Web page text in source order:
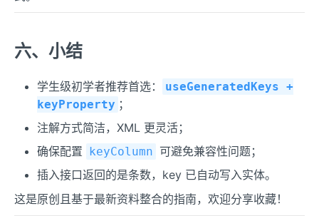
六、小结
学生级初学者推荐首选：
useGeneratedKeys +
keyProperty ；
注解方式简洁，XML 更灵活；
确保配置 keyColumn 可避免兼容性问题；
插入接口返回的是条数，key 已自动写入实体。
这是原创且基于最新资料整合的指南，欢迎分享收藏！